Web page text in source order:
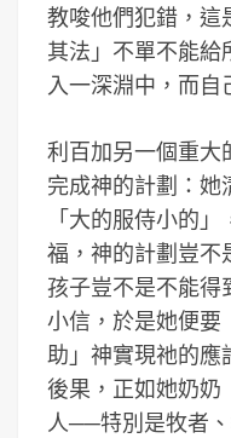
教唆他們犯錯，這
其法」不單不能給
入一深淵中，而自
利百加另一個重大
完成神的計劃：她
「大的服侍小的
福，神的計劃豈不
孩子豈不是不能得
小信，於是她便要
助」神實現祂的應
後果，正如她奶奶
人──特別是牧者